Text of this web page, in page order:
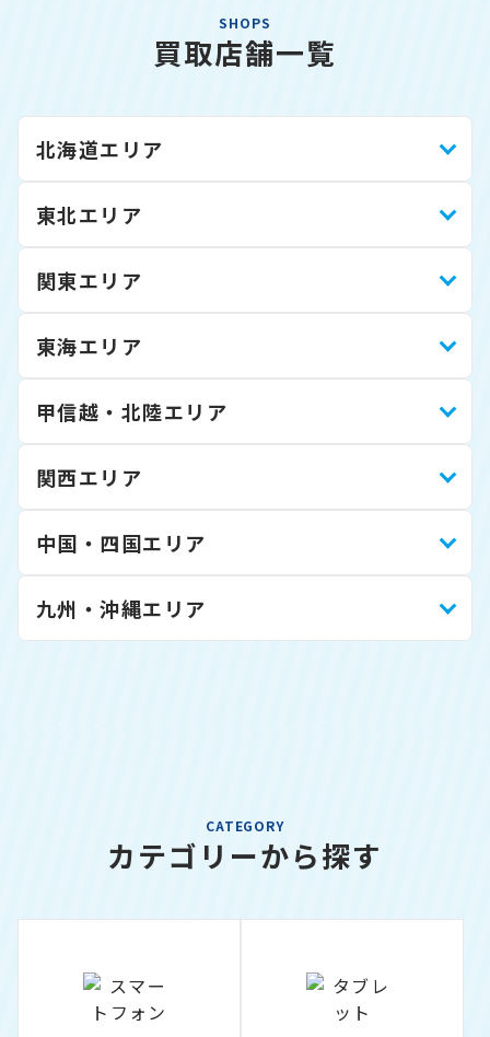
SHOPS
買取店舗一覧
北海道エリア
東北エリア
関東エリア
東海エリア
甲信越・北陸エリア
関西エリア
中国・四国エリア
九州・沖縄エリア
CATEGORY
カテゴリーから探す